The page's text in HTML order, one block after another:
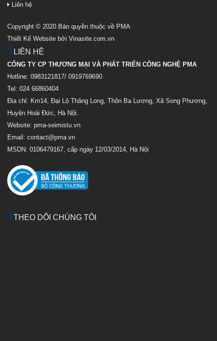
Liên hệ
Copyright © 2020 Bản quyền thuộc về PMA
Thiết Kế Website bởi Vinasite.com.vn
LIÊN HỆ
CÔNG TY CP THƯƠNG MẠI VÀ PHÁT TRIỂN CÔNG NGHỆ PMA
Hotline: 0983121817/ 0919769690
Tel: 024 66860404
Địa chỉ: Km14, Đại Lộ Thăng Long, Thôn Ba Lương, Xã Song Phương,
Huyện Hoài Đức, Hà Nội.
Website: pma-seimistu.vn
Email: contact@pma.vn
MSDN: 0106479167, cấp ngày 12/03/2014, Hà Nội
THEO DÕI CHÚNG TÔI